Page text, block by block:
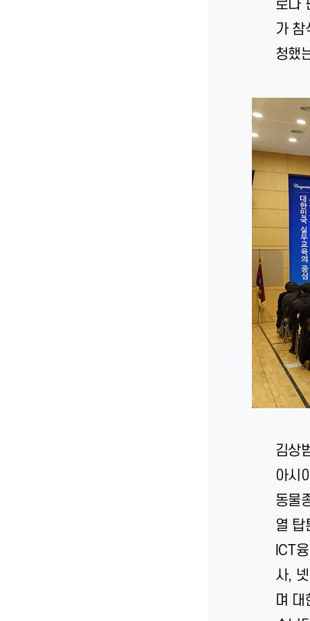
로나
가 참
청했
김상
아시
동물
열
ICT
사,
며 대